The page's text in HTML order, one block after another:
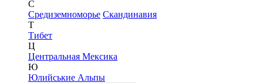
С
Средиземноморье Скандинавия
Т
Тибет
Ц
Центральная Мексика
Ю
Юлийськие Альпы